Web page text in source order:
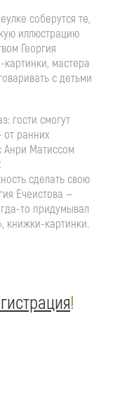
соберутся те,
иллюстрацию
Георгия
картинки, мастера
с детьми
гости смогут
ранних
Анри Матиссом
сделать свою
Ечеистова —
то придумывал
книжки-картинки.
!